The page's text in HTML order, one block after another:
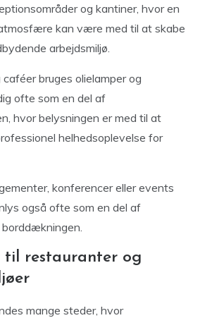
og kantiner, hvor en
kan være med til at skabe
arbejdsmiljø.
bruges olielamper og
ofte som en del af
hvor belysningen er med til at
helhedsoplevelse for
konferencer eller events
også ofte som en del af
til restauranter og
mange steder, hvor